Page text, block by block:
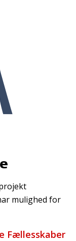
mulighed for
Fællesskaber